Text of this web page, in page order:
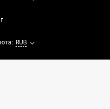
RUB